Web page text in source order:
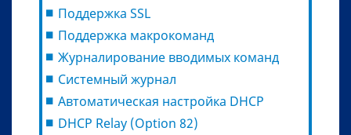
Поддержка SSL
Поддержка макрокоманд
Журналирование вводимых команд
Системный журнал
Автоматическая настройка DHCP
DHCP Relay (Option 82)